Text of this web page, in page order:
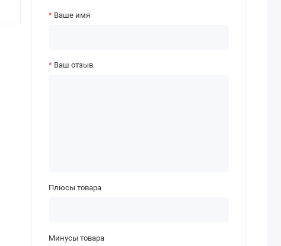
Ваше имя
Ваш отзыв
Плюсы товара
Минусы товара